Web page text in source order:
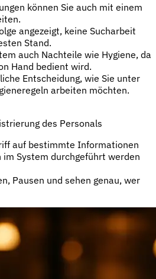
können Sie auch mit einem
angezeigt, keine Sucharbeit
Stand.
auch Nachteile wie Hygiene, da
Hand bedient wird.
Entscheidung, wie Sie unter
arbeiten möchten.
des Personals
auf bestimmte Informationen
System durchgeführt werden
Pausen und sehen genau, wer